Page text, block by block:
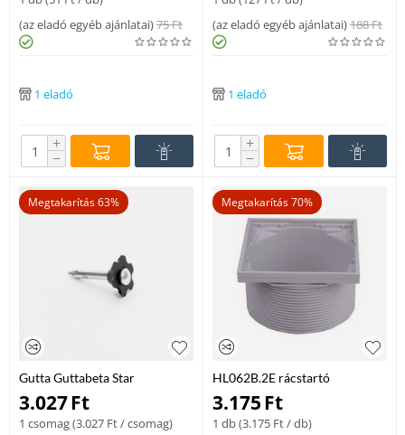
(az eladó egyéb ajánlatai)75Ft
1 eladó
+
−
(az eladó egyéb ajánlatai)188Ft
1 eladó
+
−
Megtakarítás 63%
Gutta Guttabeta Star
szerelőgomb szöggel – 200 db
3.027Ft
1 csomag (3.027 Ft/ csomag)
Megtakarítás 70%
HL062B.2E rácstartó
padlóösszefolyóhoz és
tetőlefolyóhoz
3.175Ft
1 db (3.175 Ft/ db)